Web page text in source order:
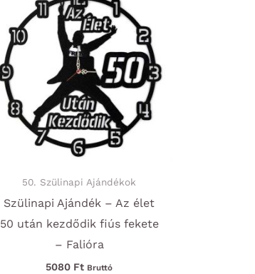
50. Szülinapi Ajándékok
Szülinapi Ajándék – Az élet
50 után kezdődik fiús fekete
– Falióra
5080 Ft Bruttó